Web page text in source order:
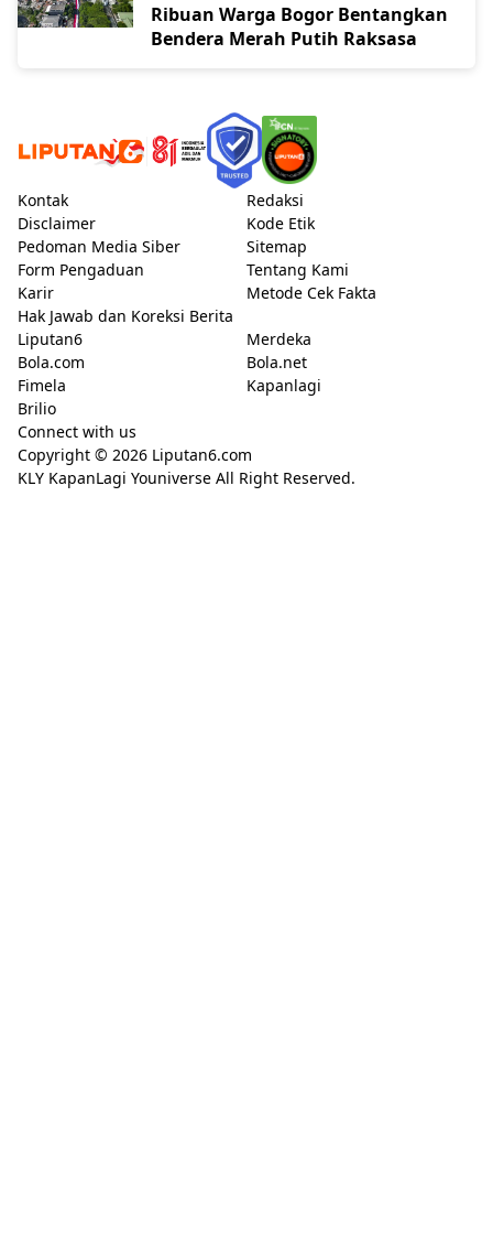
Ribuan Warga Bogor Bentangkan
Bendera Merah Putih Raksasa
Kontak
Redaksi
Disclaimer
Kode Etik
Pedoman Media Siber
Sitemap
Form Pengaduan
Tentang Kami
Karir
Metode Cek Fakta
Hak Jawab dan Koreksi Berita
Liputan6
Merdeka
Bola.com
Bola.net
Fimela
Kapanlagi
Brilio
Connect with us
Copyright © 2026 Liputan6.com
KLY KapanLagi Youniverse All Right Reserved.